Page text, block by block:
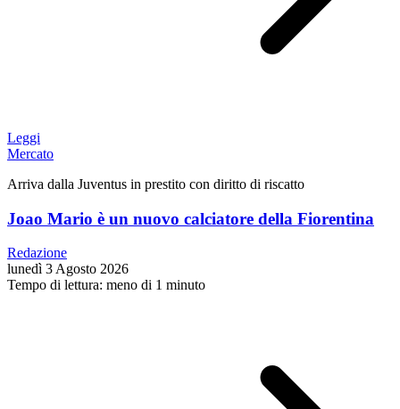
Leggi
Mercato
Arriva dalla Juventus in prestito con diritto di riscatto
Joao Mario è un nuovo calciatore della Fiorentina
Redazione
lunedì 3 Agosto 2026
Tempo di lettura: meno di 1 minuto